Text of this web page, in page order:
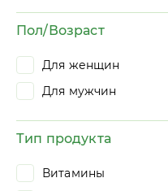
Пол/Возраст
Для женщин
Для мужчин
Тип продукта
Витамины